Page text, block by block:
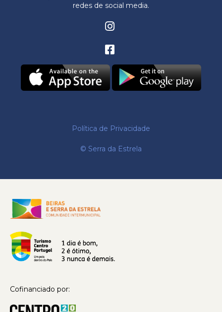
redes de social media.
© Serra da Estrela
Política de Privacidade
Cofinanciado por: